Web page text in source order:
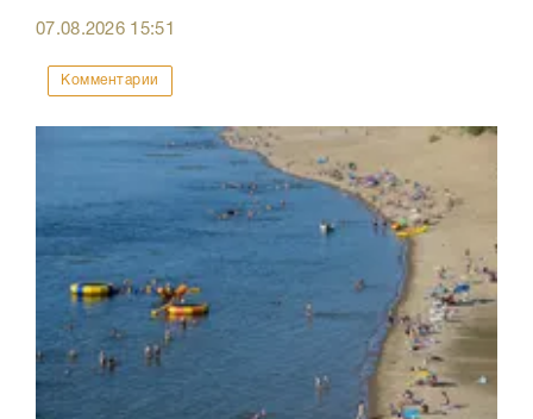
07.08.2026 15:51
Комментарии